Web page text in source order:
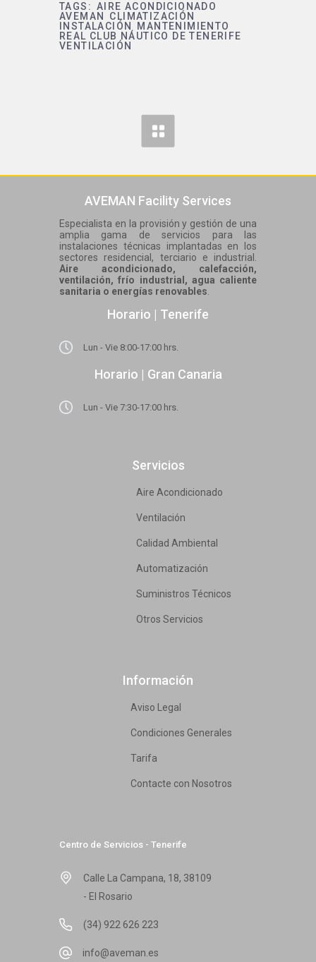
TAGS: AIRE ACONDICIONADO
AVEMAN
CLIMATIZACIÓN
INSTALACIÓN
MANTENIMIENTO
REAL CLUB NÁUTICO DE TENERIFE
VENTILACIÓN
AVEMAN Facility Services
Especialista en la provisión y gestión de una
amplia gama de servicios para las
instalaciones técnicas implantadas en los
sectores residencial, terciario e industrial.
Aire acondicionado, calefacción,
ventilación, frío industrial, agua caliente
sanitaria o energías renovables
Horario | Tenerife
Lun - Vie 8:00-17:00 hrs.
Horario | Gran Canaria
Lun - Vie 7:30-17:00 hrs.
Servicios
Aire Acondicionado
Ventilación
Calidad Ambiental
Automatización
Suministros Técnicos
Otros Servicios
Información
Aviso Legal
Condiciones Generales
Tarifa
Contacte con Nosotros
Centro de Servicios - Tenerife
Calle La Campana, 18, 38109
- El Rosario
(34) 922 626 223
info@aveman.es